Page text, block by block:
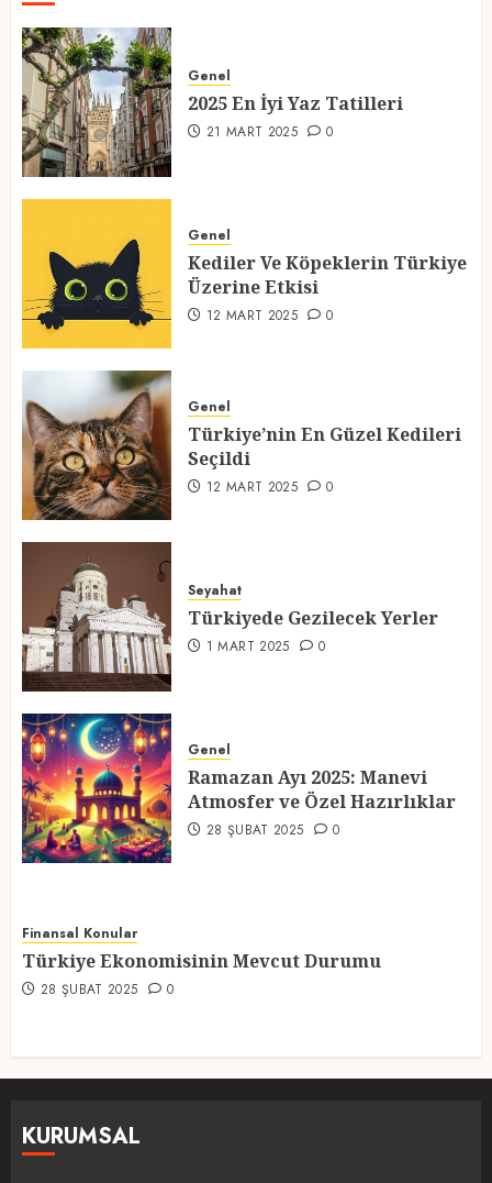
1
21 MART 2025
2
Üzerine Etkisi
12 MART 2025 0
3
Seçildi
12 MART 2025 0
4
1 MART 2025
5
Atmosfer ve Özel Hazırlıklar
28 ŞUBAT 2025 0
Genel
2025 En İyi Yaz Tatilleri
21 MART 2025 0
Genel
Kediler Ve Köpeklerin Türkiye
Üzerine Etkisi
12 MART 2025 0
Genel
Türkiye’nin En Güzel Kedileri
Seçildi
12 MART 2025 0
Seyahat
Türkiyede Gezilecek Yerler
1 MART 2025 0
Genel
Ramazan Ayı 2025: Manevi
Atmosfer ve Özel Hazırlıklar
28 ŞUBAT 2025 0
Finansal Konular
Türkiye Ekonomisinin Mevcut Durumu
28 ŞUBAT 2025 0
KURUMSAL